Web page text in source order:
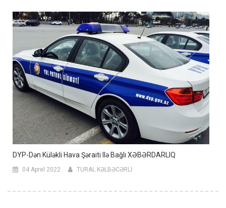
DYP-Dən Küləkli Hava Şəraiti Ilə Bağlı XƏBƏRDARLIQ
04 Aprel 2022 TURAL KƏLBƏCƏRLİ